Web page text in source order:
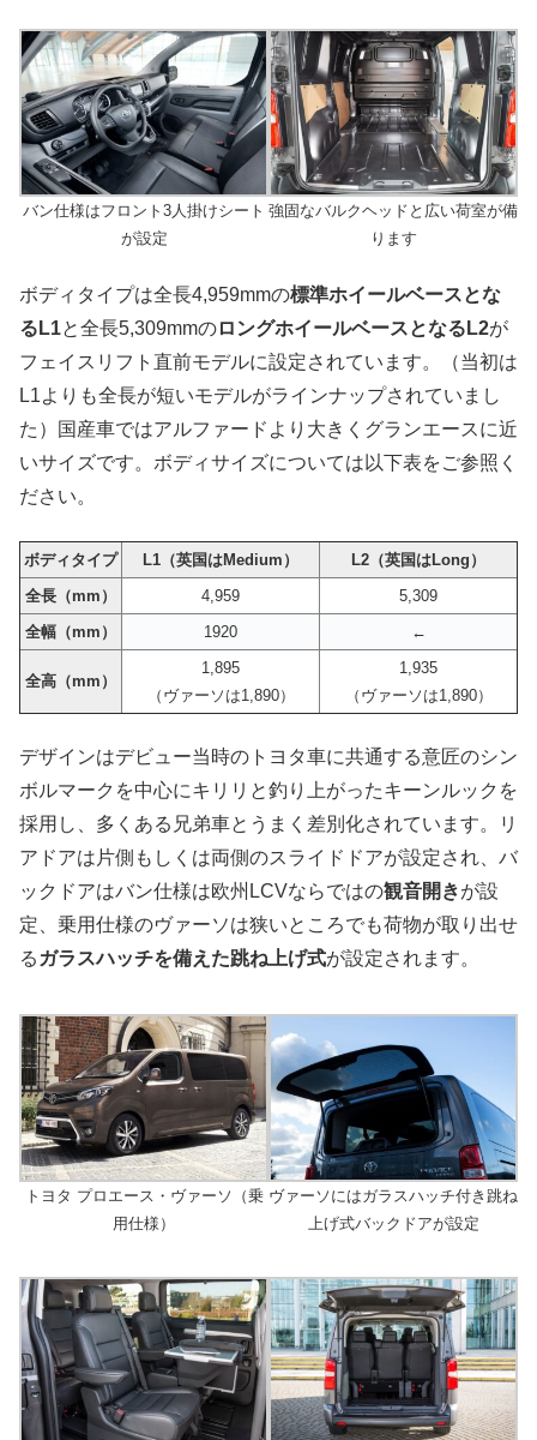
バン仕様はフロント3人掛けシート
が設定
強固なバルクヘッドと広い荷室が備
ります
ボディタイプは全長4,959mmの標準ホイールベースとな
るL1と全長5,309mmのロングホイールベースとなるL2が
フェイスリフト直前モデルに設定されています。（当初は
L1よりも全長が短いモデルがラインナップされていまし
た）国産車ではアルファードより大きくグランエースに近
いサイズです。ボディサイズについては以下表をご参照く
ださい。
ボディタイプ L1（英国はMedium）
L2（英国はLong）
全長（mm）
4,959
5,309
全幅（mm）
1920 ←
全高（mm）
1,895
（ヴァーソは1,890）
1,935
（ヴァーソは1,890）
デザインはデビュー当時のトヨタ車に共通する意匠のシン
ボルマークを中心にキリリと釣り上がったキーンルックを
採用し、多くある兄弟車とうまく差別化されています。リ
アドアは片側もしくは両側のスライドドアが設定され、バ
ックドアはバン仕様は欧州LCVならではの観音開きが設
定、乗用仕様のヴァーソは狭いところでも荷物が取り出せ
る ガラスハッチを備えた跳ね上げ式が設定されます。
トヨタ プロエース・ヴァーソ（乗
用仕様）
ヴァーソにはガラスハッチ付き跳ね
上げ式バックドアが設定